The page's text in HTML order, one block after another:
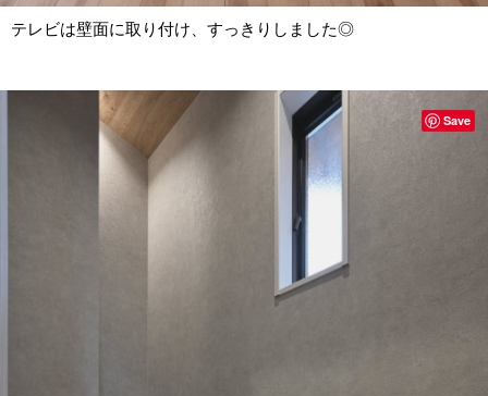
テレビは壁面に取り付け、すっきりしました◎
Save